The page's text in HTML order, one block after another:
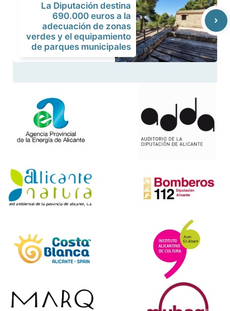
La Diputación destina
690.000 euros a la
adecuación de zonas
verdes y el equipamiento
de parques municipales